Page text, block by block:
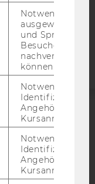
Notwendig um
ausgewählte
und
Besuchers
nachverfolgen
können.
Notwendig zur
Identifizierung
Angehörige/r für
Kursanmeldung.
Notwendig zur
Identifizierung
Angehörige/r für
Kursanmeldung.